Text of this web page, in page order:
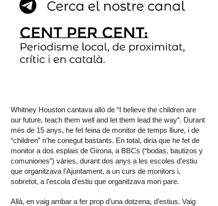
Whitney Houston cantava allò de “I believe the children are
our future, teach them well and let them lead the way”. Durant
més de 15 anys, he fet feina de monitor de temps lliure, i de
“children” n’he conegut bastants. En total, diria que he fet de
monitor a dos esplais de Girona, a BBCs (“bodas, bautizos y
comuniones”) vàries, durant dos anys a les escoles d’estiu
que organitzava l’Ajuntament, a un curs de monitors i,
sobretot, a l’escola d’estiu que organitzava mon pare.
Allà, en vaig arribar a fer prop d’una dotzena, d’estius. Vaig